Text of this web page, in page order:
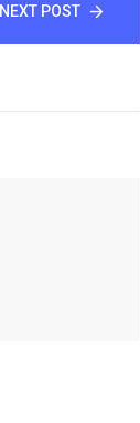
NEXT POST